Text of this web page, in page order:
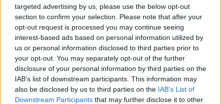
targeted advertising by us, please use the below opt-out
section to confirm your selection. Please note that after your
opt-out request is processed you may continue seeing
interest-based ads based on personal information utilized by
us or personal information disclosed to third parties prior to
your opt-out. You may separately opt-out of the further
disclosure of your personal information by third parties on the
IAB’s list of downstream participants. This information may
also be disclosed by us to third parties on the IAB’s List of
Downstream Participants that may further disclose it to other